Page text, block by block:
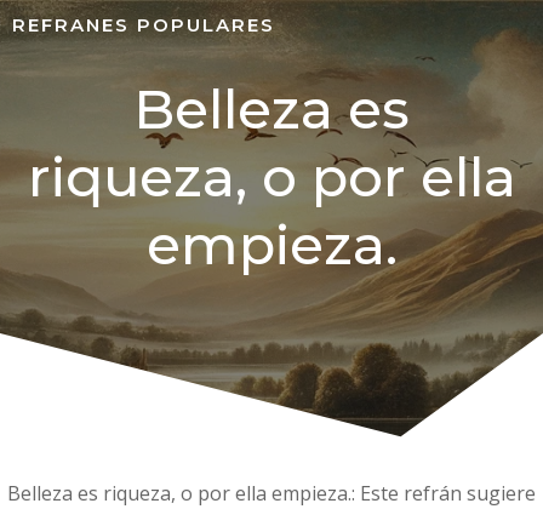
REFRANES POPULARES
Belleza es
riqueza, o por ella
empieza.
Belleza es riqueza, o por ella empieza.: Este refrán sugiere